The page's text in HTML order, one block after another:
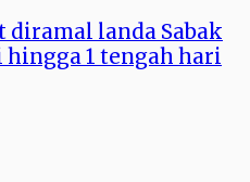
diramal landa Sabak
1 tengah hari